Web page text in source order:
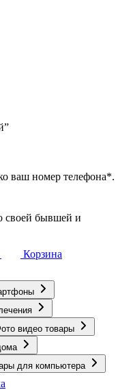
ваш номер телефона*.
своей бывшей и
Корзина
видео товары
для компьютера